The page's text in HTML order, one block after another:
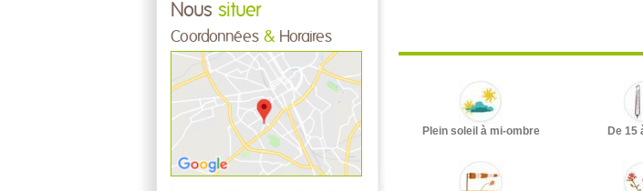
Nous situer
Coordonnées & Horaires
Plein soleil à mi-ombre De 15